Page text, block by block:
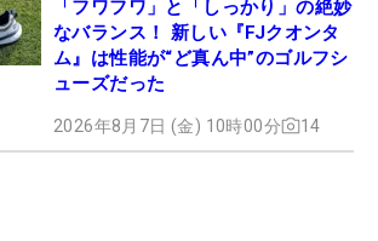
「フワフワ」と「しっかり」の絶妙
なバランス！ 新しい『FJクオンタ
ム』は性能が“ど真ん中”のゴルフシ
ューズだった
2026年8月7日 (金) 10時00分 14